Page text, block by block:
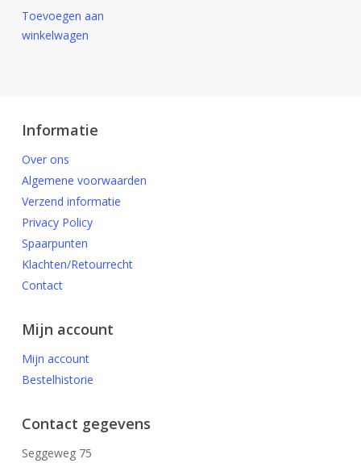
Toevoegen aan
winkelwagen
Informatie
Over ons
Algemene voorwaarden
Verzend informatie
Privacy Policy
Spaarpunten
Klachten/Retourrecht
Contact
Mijn account
Mijn account
Bestelhistorie
Contact gegevens
Seggeweg 75